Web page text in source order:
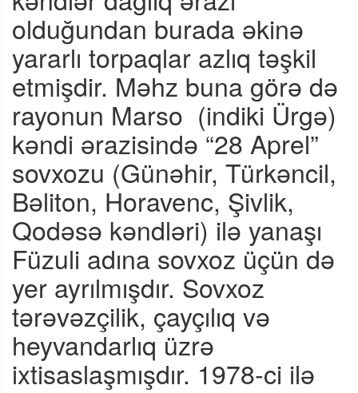
olduğundan burada əkinə
yararlı torpaqlar azlıq təşkil
etmişdir. Məhz buna görə də
rayonun Marso (indiki Ürgə)
kəndi ərazisində “28 Aprel”
sovxozu (Günəhir, Türkəncil,
Bəliton, Horavenc, Şivlik,
Qodəsə kəndləri) ilə yanaşı
Füzuli adına sovxoz üçün də
yer ayrılmışdır. Sovxoz
tərəvəzçilik, çayçılıq və
heyvandarlıq üzrə
ixtisaslaşmışdır. 1978-ci ilə